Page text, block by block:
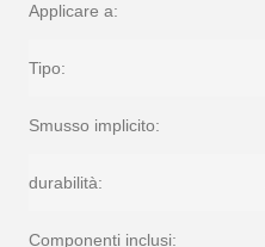
Applicare a:
Tipo:
Smusso implicito:
durabilità:
Componenti inclusi: